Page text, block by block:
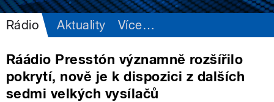
Rádio Aktuality Více…
Ráádio Presstón významně rozšířilo
pokrytí, nově je k dispozici z dalších
sedmi velkých vysílačů